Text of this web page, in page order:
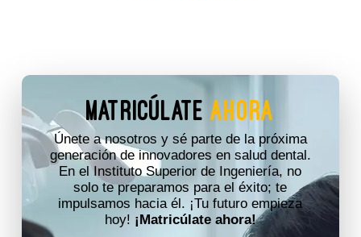
MATRICÚLATE AHORA
Únete a nosotros y sé parte de la próxima
generación de innovadores en salud dental.
En el Instituto Superior de Ingeniería, no
solo te preparamos para el éxito; te
impulsamos hacia él. ¡Tu futuro empieza
hoy! ¡Matricúlate ahora!